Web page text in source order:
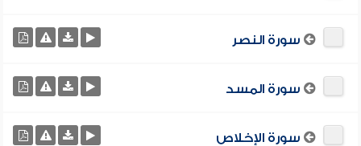
سورة النصر
سورة المسد
سورة الإخلاص